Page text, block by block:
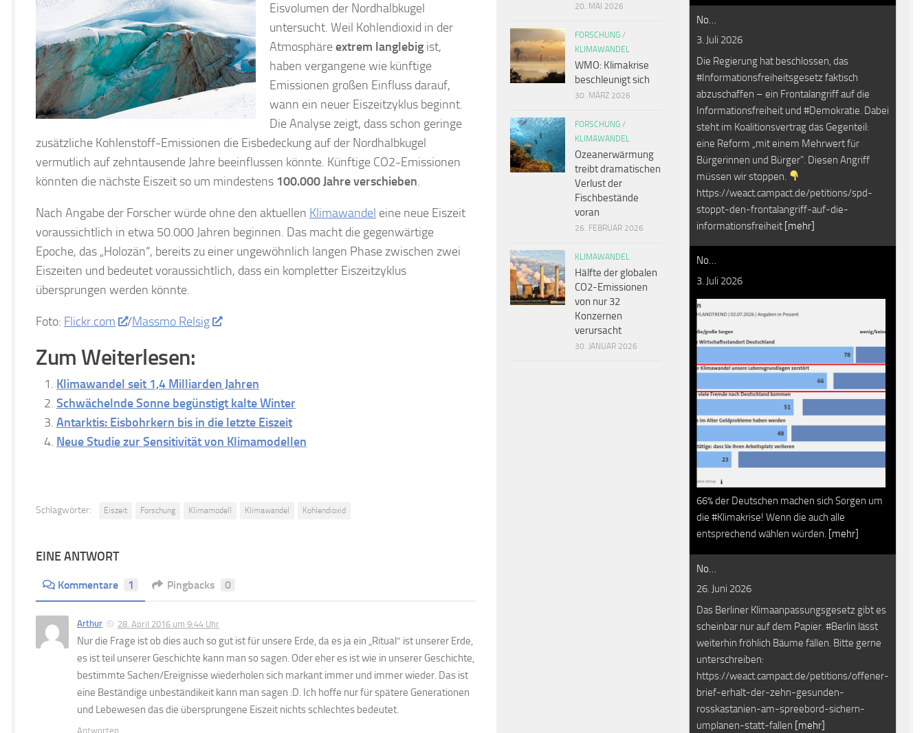
Eisvolumen der Nordhalbkugel
untersucht. Weil Kohlendioxid in der
Atmosphäreextrem langlebig ist,
haben vergangene wie künftige
Emissionen großen Einfluss darauf,
wann ein neuer Eiszeitzyklus beginnt.
Die Analyse zeigt, dass schon geringe
zusätzliche Kohlenstoff-Emissionen die Eisbedeckung auf der Nordhalbkugel
vermutlich auf zehntausende Jahre beeinflussen könnte. Künftige CO2-Emissionen
könnten die nächste Eiszeit so um mindestens 100.000 Jahreverschieben.
Nach Angabe der Forscher würde ohne den aktuellen Klimawandel eine neue Eiszeit
voraussichtlich in etwa 50.000 Jahren beginnen. Das macht die gegenwärtige
Epoche, das „Holozän“, bereits zu einer ungewöhnlich langen Phase zwischen zwei
Eiszeiten und bedeutet voraussichtlich, dass ein kompletter Eiszeitzyklus
übersprungen werden könnte.
Foto: Flickr.com /Massmo Relsig
Zum Weiterlesen:
Klimawandel seit 1,4 Milliarden Jahren
Schwächelnde Sonne begünstigt kalte Winter
Antarktis: Eisbohrkern bis in die letzte Eiszeit
Neue Studie zur Sensitivität von Klimamodellen
Schlagwörter: Eiszeit Forschung Klimamodell Klimawandel Kohlendioxid
EINE ANTWORT
Kommentare 1 Pingbacks 0
Arthur 28. April 2016 um 9:44 Uhr
Nur die Frage ist ob dies auch so gut ist für unsere Erde, da es ja ein „Ritual“ ist unserer Erde,
es ist teil unserer Geschichte kann man so sagen. Oder eher es ist wie in unserer Geschichte,
bestimmte Sachen/Ereignisse wiederholen sich markant immer und immer wieder. Das ist
eine Beständige unbeständikeit kann man sagen :D. Ich hoffe nur für spätere Generationen
und Lebewesen das die übersprungene Eiszeit nichts schlechtes bedeutet.
Antworten
No…
3. Juli 2026
Die Regierung hat beschlossen, das
#Informationsfreiheitsgesetz faktisch
abzuschaffen – ein Frontalangriff auf die
Informationsfreiheit und #Demokratie. Dabei
steht im Koalitionsvertrag das Gegenteil:
eine Reform „mit einem Mehrwert für
Bürgerinnen und Bürger". Diesen Angriff
müssen wir stoppen.
https://weact.campact.de/petitions/spd-
stoppt-den-frontalangriff-auf-die-
informationsfreiheit [mehr]
No…
3. Juli 2026
66% der Deutschen machen sich Sorgen um
die #Klimakrise! Wenn die auch alle
entsprechend wählen würden. [mehr]
No…
26. Juni 2026
Das Berliner Klimaanpassungsgesetz gibt es
scheinbar nur auf dem Papier. #Berlin lässt
weiterhin fröhlich Bäume fällen. Bitte gerne
unterschreiben:
https://weact.campact.de/petitions/offener-
brief-erhalt-der-zehn-gesunden-
rosskastanien-am-spreebord-sichern-
umplanen-statt-fallen [mehr]
20. MAI 2026
FORSCHUNG /
KLIMAWANDEL
WMO: Klimakrise
beschleunigt sich
30. MÄRZ 2026
FORSCHUNG /
KLIMAWANDEL
Ozeanerwärmung
treibt dramatischen
Verlust der
Fischbestände
voran
26. FEBRUAR 2026
KLIMAWANDEL
Hälfte der globalen
CO2-Emissionen
von nur 32
Konzernen
verursacht
30. JANUAR 2026